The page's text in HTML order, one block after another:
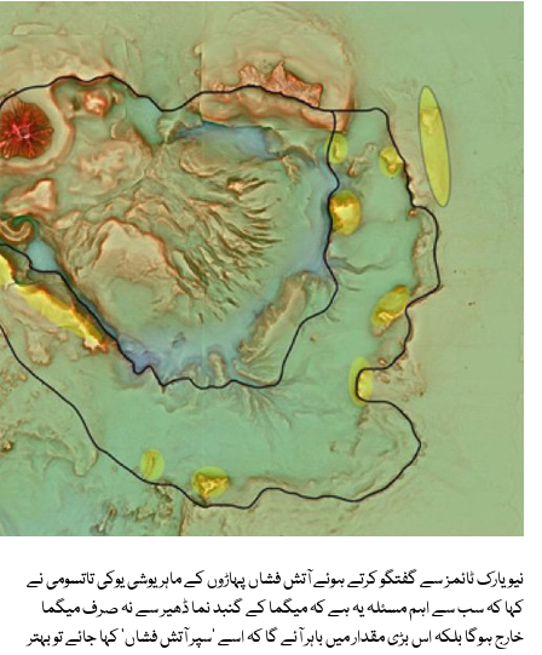
نیویارک ٹائمز سے گفتگو کرتے ہوئے آتش فشاں پہاڑوں کے ماہر یوشی یوکی تاتسومی نے
کہا کہ سب سے اہم مسئلہ یہ ہے کہ میگما کے گنبد نما ڈھیر سے نہ صرف میگما
خارج ہوگا بلکہ اس بڑی مقدار میں باہر آئے گا کہ اسے 'سپر آتش فشاں' کہا جائے تو بہتر